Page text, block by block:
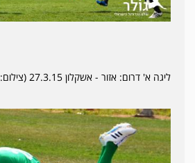
ליגה א' דרום: אזור - אשקלון 27.3.15 (צילום: מני בן ארי)